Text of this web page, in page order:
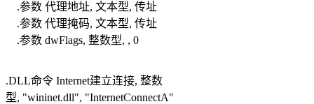
.参数 代理地址, 文本型, 传址
.参数 代理掩码, 文本型, 传址
.参数 dwFlags, 整数型, , 0
.DLL命令 Internet建立连接, 整数
型, "wininet.dll", "InternetConnectA"